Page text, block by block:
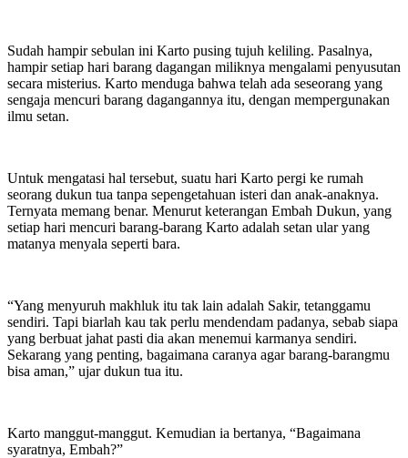
Sudah hampir sebulan ini Karto pusing tujuh keliling. Pasalnya,
hampir setiap hari barang dagangan miliknya mengalami penyusutan
secara misterius. Karto menduga bahwa telah ada seseorang yang
sengaja mencuri barang dagangannya itu, dengan mempergunakan
ilmu setan.
Untuk mengatasi hal tersebut, suatu hari Karto pergi ke rumah
seorang dukun tua tanpa sepengetahuan isteri dan anak-anaknya.
Ternyata memang benar. Menurut keterangan Embah Dukun, yang
setiap hari mencuri barang-barang Karto adalah setan ular yang
matanya menyala seperti bara.
“Yang menyuruh makhluk itu tak lain adalah Sakir, tetanggamu
sendiri. Tapi biarlah kau tak perlu mendendam padanya, sebab siapa
yang berbuat jahat pasti dia akan menemui karmanya sendiri.
Sekarang yang penting, bagaimana caranya agar barang-barangmu
bisa aman,” ujar dukun tua itu.
Karto manggut-manggut. Kemudian ia bertanya, “Bagaimana
syaratnya, Embah?”